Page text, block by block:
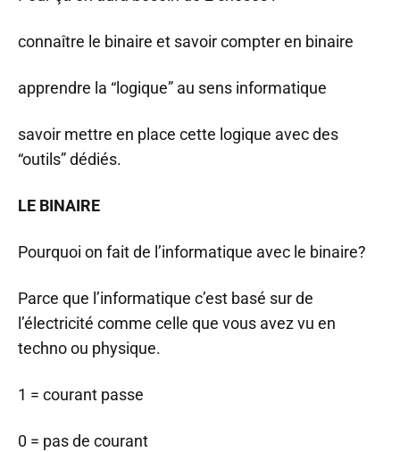
connaître le binaire et savoir compter en binaire
apprendre la “logique” au sens informatique
savoir mettre en place cette logique avec des
“outils” dédiés.
LE BINAIRE
Pourquoi on fait de l’informatique avec le binaire?
Parce que l’informatique c’est basé sur de
l’électricité comme celle que vous avez vu en
techno ou physique.
1 = courant passe
0 = pas de courant